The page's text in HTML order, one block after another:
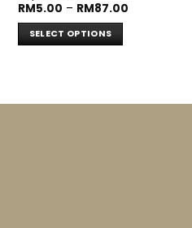
RM5.00 – RM87.00Price
SELECT OPTIONS
multiple